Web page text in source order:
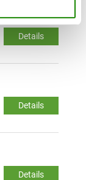
Details
Details
Details